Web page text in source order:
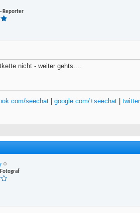
Reporter
nicht - weiter gehts....
seechat google.com/+seechat